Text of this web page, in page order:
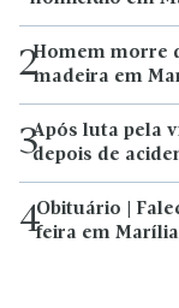
2Homem morre
madeira em
3Após luta pela
depois de
4Obituário |
feira em Marília